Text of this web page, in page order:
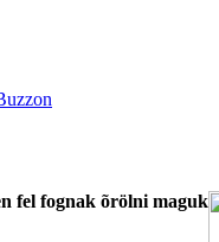
fel fognak õrölni maguk